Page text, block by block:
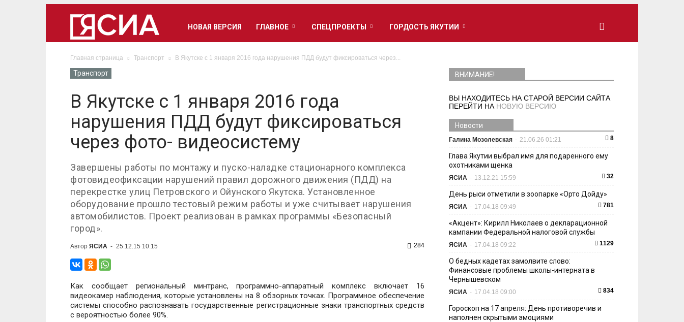
НОВАЯ ВЕРСИЯ ГЛАВНОЕ СПЕЦПРОЕКТЫ ГОРДОСТЬ ЯКУТИИ
Главная страница Транспорт В Якутске с 1 января 2016 года нарушения ПДД будут фиксироваться через...
Транспорт
В Якутске с 1 января 2016 года
нарушения ПДД будут фиксироваться
через фото- видеосистему
Завершены работы по монтажу и пуско-наладке стационарного комплекса
фотовидеофиксации нарушений правил дорожного движения (ПДД) на
перекрестке улиц Петровского и Ойунского Якутска. Установленное
оборудование прошло тестовый режим работы и уже считывает нарушения
автомобилистов. Проект реализован в рамках программы «Безопасный
город».
Автор ЯСИА - 25.12.15 10:15 284
Как сообщает региональный минтранс, программно-аппаратный комплекс включает 16
видеокамер наблюдения, которые установлены на 8 обзорных точках. Программное обеспечение
системы способно распознавать государственные регистрационные знаки транспортных средств
с вероятностью более 90%.
ВНИМАНИЕ!
ВЫ НАХОДИТЕСЬ НА СТАРОЙ ВЕРСИИ САЙТА
ПЕРЕЙТИ НА НОВУЮ ВЕРСИЮ
Новости
Галина Мозолевская - 21.06.26 01:21 8
Глава Якутии выбрал имя для подаренного ему
охотниками щенка
ЯСИА - 13.12.21 15:59 32
День рыси отметили в зоопарке «Орто Дойду»
ЯСИА - 17.04.18 09:49 781
«Акцент»: Кирилл Николаев о декларационной
кампании Федеральной налоговой службы
ЯСИА - 17.04.18 09:22 1129
О бедных кадетах замолвите слово:
Финансовые проблемы школы-интерната в
Чернышевском
ЯСИА - 17.04.18 09:00 834
Гороскоп на 17 апреля: День противоречив и
наполнен скрытыми эмоциями